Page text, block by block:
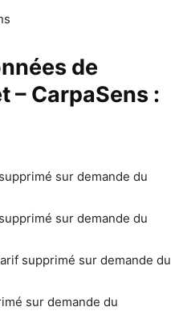
de
– CarpaSens :
sur demande du
sur demande du
supprimé sur demande du
sur demande du